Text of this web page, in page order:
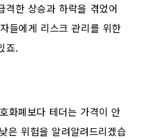
격한 상승과 하락을 겪었어
들에게 리스크 관리를 위한
죠.
화폐보다 테더는 가격이 안
은 위험을 알려알려드리겠습